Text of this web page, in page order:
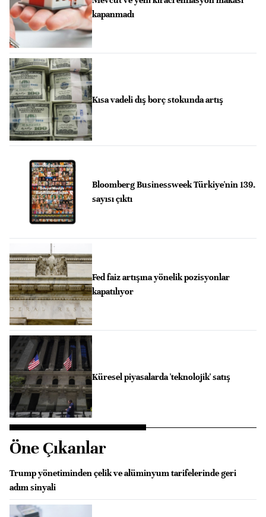
kapanmadı
Kısa vadeli dış borç stokunda artış
Bloomberg Businessweek Türkiye'nin 139.
sayısı çıktı
Fed faiz artışına yönelik pozisyonlar
kapatılıyor
Küresel piyasalarda 'teknolojik' satış
Öne Çıkanlar
Trump yönetiminden çelik ve alüminyum tarifelerinde geri
adım sinyali